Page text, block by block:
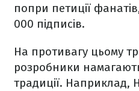
попри петиції
000 підписів.
На противагу цьому
розробники
традиції. Наприклад,